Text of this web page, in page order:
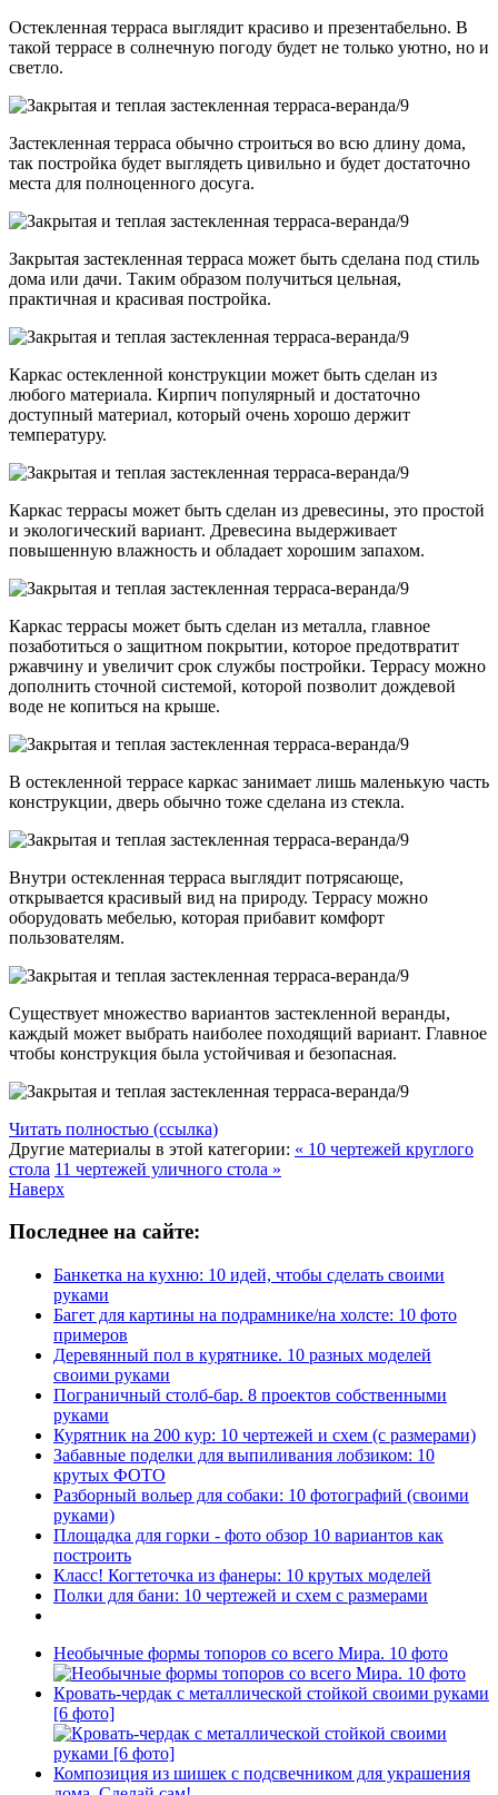
Остекленная терраса выглядит красиво и презентабельно. В
такой террасе в солнечную погоду будет не только уютно, но и
светло.
Застекленная терраса обычно строиться во всю длину дома,
так постройка будет выглядеть цивильно и будет достаточно
места для полноценного досуга.
Закрытая застекленная терраса может быть сделана под стиль
дома или дачи. Таким образом получиться цельная,
практичная и красивая постройка.
Каркас остекленной конструкции может быть сделан из
любого материала. Кирпич популярный и достаточно
доступный материал, который очень хорошо держит
температуру.
Каркас террасы может быть сделан из древесины, это простой
и экологический вариант. Древесина выдерживает
повышенную влажность и обладает хорошим запахом.
Каркас террасы может быть сделан из металла, главное
позаботиться о защитном покрытии, которое предотвратит
ржавчину и увеличит срок службы постройки. Террасу можно
дополнить сточной системой, которой позволит дождевой
воде не копиться на крыше.
В остекленной террасе каркас занимает лишь маленькую часть
конструкции, дверь обычно тоже сделана из стекла.
Внутри остекленная терраса выглядит потрясающе,
открывается красивый вид на природу. Террасу можно
оборудовать мебелью, которая прибавит комфорт
пользователям.
Существует множество вариантов застекленной веранды,
каждый может выбрать наиболее походящий вариант. Главное
чтобы конструкция была устойчивая и безопасная.
Читать полностью (ссылка)
Другие материалы в этой категории: « 10 чертежей круглого
стола 11 чертежей уличного стола »
Наверх
Последнее на сайте:
Банкетка на кухню: 10 идей, чтобы сделать своими
руками
Багет для картины на подрамнике/на холсте: 10 фото
примеров
Деревянный пол в курятнике. 10 разных моделей
своими руками
Пограничный столб-бар. 8 проектов собственными
руками
Курятник на 200 кур: 10 чертежей и схем (с размерами)
Забавные поделки для выпиливания лобзиком: 10
крутых ФОТО
Разборный вольер для собаки: 10 фотографий (своими
руками)
Площадка для горки - фото обзор 10 вариантов как
построить
Класс! Когтеточка из фанеры: 10 крутых моделей
Полки для бани: 10 чертежей и схем с размерами
Необычные формы топоров со всего Мира. 10 фото
Кровать-чердак с металлической стойкой своими руками
[6 фото]
Композиция из шишек с подсвечником для украшения